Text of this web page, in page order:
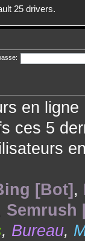
25 drivers.
en
ces 5
[Bot] ,
Semrush
, Bureau,